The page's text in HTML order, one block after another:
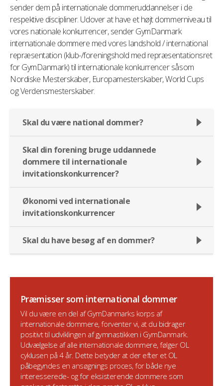
sender dem på internationale dommeruddannelser i de
respektive discipliner. Udover at have et højt dommerniveau til
vores nationale konkurrencer, sender GymDanmark
internationale dommere med vores landshold / international
repræsentation (klub-/foreningshold med repræsentationsret
for GymDanmark) til internationale konkurrencer såsom
Nordiske Mesterskaber, Europamesterskaber, World Cups
og Verdensmesterskaber.
Skal du være national dommer?
Skal din forening bruge uddannede
dommere til internationale
invitationskonkurrencer?
Økonomi ved internationale
invitationskonkurrencer
Skal du have besøg af en dommer?
Præmisser som international dommer
Vil du være en del af GymDanmarks korps af
internationale dommere, forventer vi, at du bidrager
positivt til udviklingen af gymnastikken i GymDanmark.
Udvælgelse af alle internationale dommere, følger OL
cyklusen på 4 år. Dette betyder at der efter et OL
påbegyndes en ansøgnings proces, for både nye
interesserede- og for eksisterende dommere som